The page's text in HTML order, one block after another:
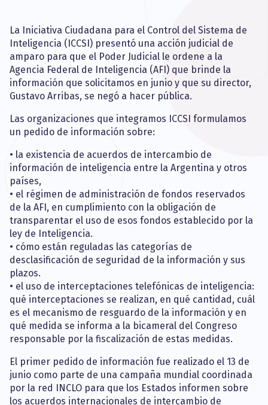
La Iniciativa Ciudadana para el Control del Sistema de
Inteligencia (ICCSI) presentó una acción judicial de
amparo para que el Poder Judicial le ordene a la
Agencia Federal de Inteligencia (AFI) que brinde la
información que solicitamos en junio y que su director,
Gustavo Arribas, se negó a hacer pública.
Las organizaciones que integramos ICCSI formulamos
un pedido de información sobre:
• la existencia de acuerdos de intercambio de
información de inteligencia entre la Argentina y otros
países,
• el régimen de administración de fondos reservados
de la AFI, en cumplimiento con la obligación de
transparentar el uso de esos fondos establecido por la
ley de Inteligencia.
• cómo están reguladas las categorías de
desclasificación de seguridad de la información y sus
plazos.
• el uso de interceptaciones telefónicas de inteligencia:
qué interceptaciones se realizan, en qué cantidad, cuál
es el mecanismo de resguardo de la información y en
qué medida se informa a la bicameral del Congreso
responsable por la fiscalización de estas medidas.
El primer pedido de información fue realizado el 13 de
junio como parte de una campaña mundial coordinada
por la red INCLO para que los Estados informen sobre
los acuerdos internacionales de intercambio de